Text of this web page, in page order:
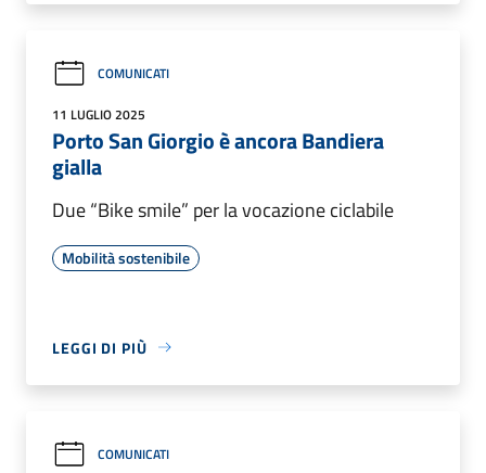
COMUNICATI
11 LUGLIO 2025
Porto San Giorgio è ancora Bandiera
gialla
Due “Bike smile” per la vocazione ciclabile
Mobilità sostenibile
LEGGI DI PIÙ
COMUNICATI